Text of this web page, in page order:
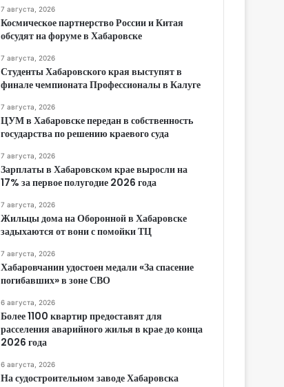
7 августа, 2026
Космическое партнерство России и Китая
обсудят на форуме в Хабаровске
7 августа, 2026
Студенты Хабаровского края выступят в
финале чемпионата Профессионалы в Калуге
7 августа, 2026
ЦУМ в Хабаровске передан в собственность
государства по решению краевого суда
7 августа, 2026
Зарплаты в Хабаровском крае выросли на
17% за первое полугодие 2026 года
7 августа, 2026
Жильцы дома на Оборонной в Хабаровске
задыхаются от вони с помойки ТЦ
7 августа, 2026
Хабаровчанин удостоен медали «За спасение
погибавших» в зоне СВО
6 августа, 2026
Более 1100 квартир предоставят для
расселения аварийного жилья в крае до конца
2026 года
6 августа, 2026
На судостроительном заводе Хабаровска